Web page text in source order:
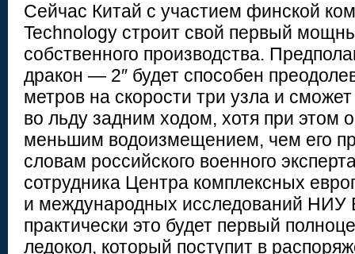
Сейчас Китай с участием финской
Technology строит свой первый
собственного производства.
дракон — 2″ будет способен
метров на скорости три узла и сможет
во льду задним ходом, хотя при этом
меньшим водоизмещением, чем его
словам российского военного
сотрудника Центра комплексных
и международных исследований
практически это будет первый
ледокол, который поступит в